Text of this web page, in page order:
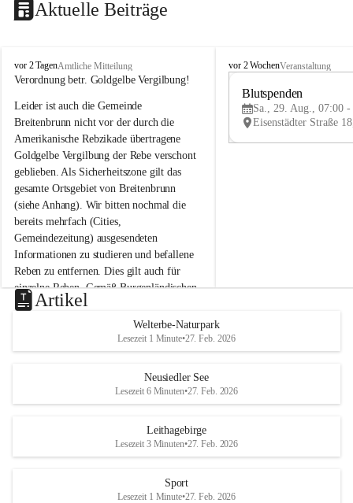
Aktuelle Beiträge
B
r
i
t
e
n
b
r
u
n
n
a
m
N
e
u
s
d
S
vor 2 TagenAmtliche Mitteilung
Verordnung betr. Goldgelbe Vergilbung!
Leider ist auch die Gemeinde
Breitenbrunn nicht vor der durch die
Amerikanische Rebzikade übertragene
Goldgelbe Vergilbung der Rebe verschont
geblieben. Als Sicherheitszone gilt das
gesamte Ortsgebiet von Breitenbrunn
(siehe Anhang). Wir bitten nochmal die
bereits mehrfach (Cities,
Gemeindezeitung) ausgesendeten
Informationen zu studieren und befallene
Reben zu entfernen. Dies gilt auch für
einzelne Reben. Gemäß Burgenländischen
Weinbaugesetz sind nicht gepflegte oder
unzulässige Weingärten zu roden! Bitte
helfen wir zusammen um unsere Winzer
vor den prognostizierten Ernteausfällen
und den daraus folgenden wirtschaftlichen
Maßnahmen zur Bekämpfung
Rebe und der Amerikanischen
B
e
u
e
d
r
S
vor 2 WochenVeranstaltung
Blutspenden
Sa., 29. Aug., 07:00 -
Artikel
Welterbe-Naturpark
Lesezeit 1 Minute•27. Feb. 2026
Neusiedler See
Lesezeit 6 Minuten•27. Feb. 2026
Leithagebirge
Lesezeit 3 Minuten•27. Feb. 2026
Sport
Lesezeit 1 Minute•27. Feb. 2026